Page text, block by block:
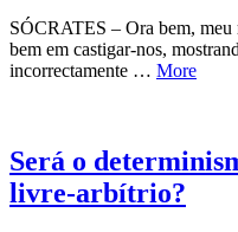
SÓCRATES – Ora bem, meu
bem em castigar-nos,
incorrectamente … More
Será o
livre-arbítrio?